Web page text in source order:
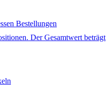
Bestellungen
Der Gesamtwert beträgt